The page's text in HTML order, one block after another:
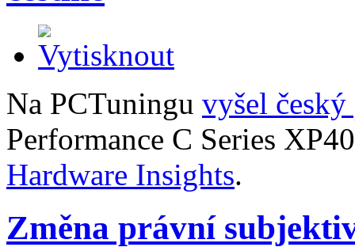
Na PCTuningu vyšel český
Performance C Series
Hardware Insights.
Změna právní